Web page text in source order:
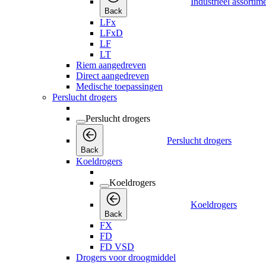
Back
LFx
LFxD
LF
LT
Riem aangedreven
Direct aangedreven
Medische toepassingen
Perslucht drogers
Perslucht drogers
Back
Perslucht drogers
Koeldrogers
Koeldrogers
Back
Koeldrogers
FX
FD
FD VSD
Drogers voor droogmiddel